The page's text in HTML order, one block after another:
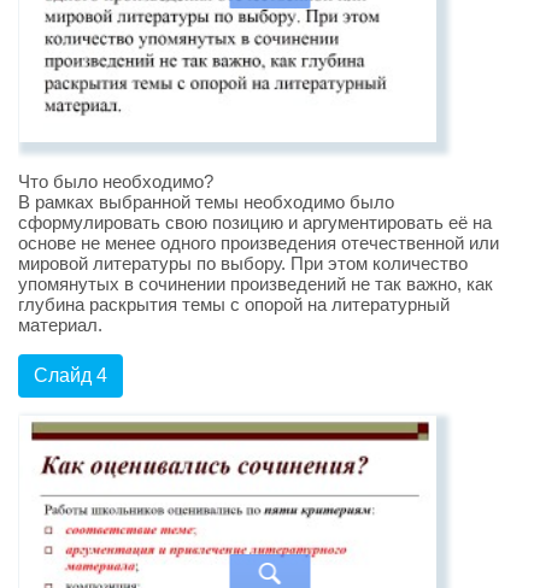
Что было необходимо?
В рамках выбранной темы необходимо было
сформулировать свою позицию и аргументировать её на
основе не менее одного произведения отечественной или
мировой литературы по выбору. При этом количество
упомянутых в сочинении произведений не так важно, как
глубина раскрытия темы с опорой на литературный
материал.
Слайд 4